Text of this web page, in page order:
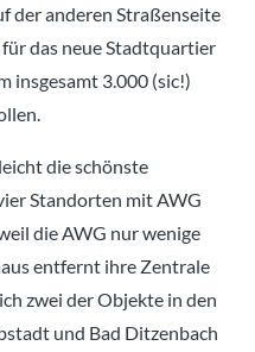
der anderen Straßenseite
das neue Stadtquartier
insgesamt 3.000 (sic!)
die schönste
Standorten mit AWG
die AWG nur wenige
entfernt ihre Zentrale
zwei der Objekte in den
und Bad Ditzenbach